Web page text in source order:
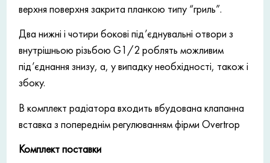
верхня поверхня закрита планкою типу “гриль”.
Два нижні і чотири бокові під’єднувальні отвори з
внутрішньою різьбою G1/2 роблять можливим
під’єднання знизу, а, у випадку необхідності, також і
збоку.
В комплект радіатора входить вбудована клапанна
вставка з попереднім регулюванням фірми Overtrop
Комплект поставки